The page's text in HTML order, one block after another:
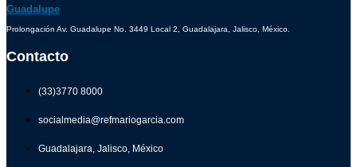
Guadalupe
Prolongación Av. Guadalupe No. 3449 Local 2, Guadalajara, Jalisco, México.
Contacto
(33)3770 8000
socialmedia@refmariogarcia.com
Guadalajara, Jalisco, México